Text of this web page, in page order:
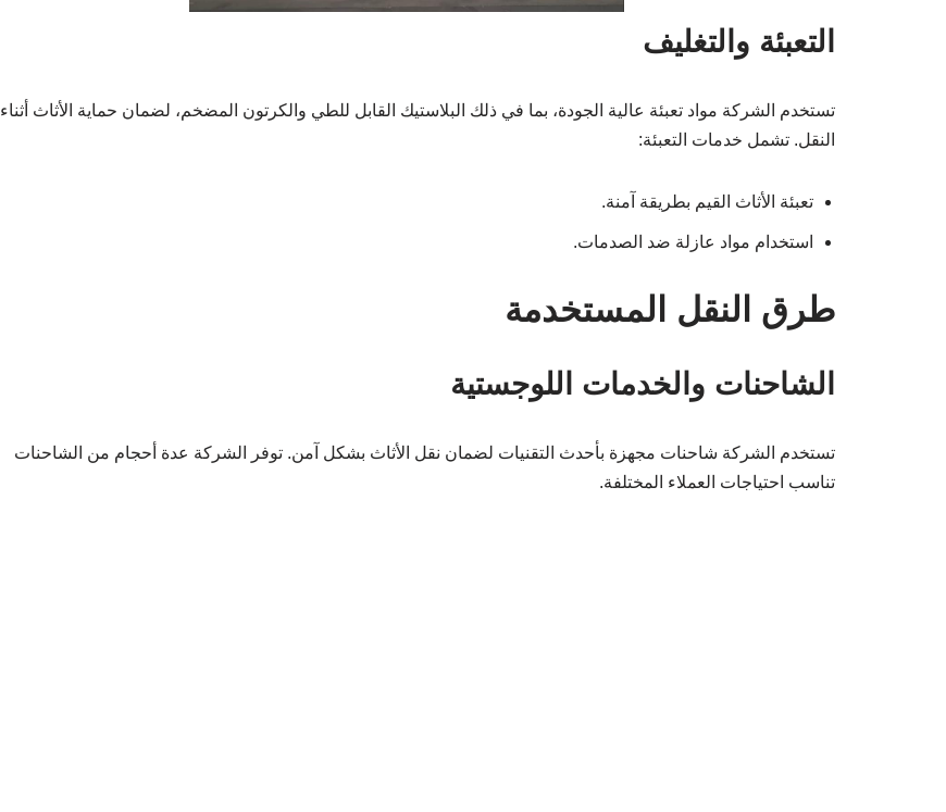
التعبئة والتغليف
تستخدم الشركة مواد تعبئة عالية الجودة، بما في ذلك البلاستيك القابل للطي والكرتون المضخم، لضمان حماية الأثاث أثناء
النقل. تشمل خدمات التعبئة:
تعبئة الأثاث القيم بطريقة آمنة.
استخدام مواد عازلة ضد الصدمات.
طرق النقل المستخدمة
الشاحنات والخدمات اللوجستية
تستخدم الشركة شاحنات مجهزة بأحدث التقنيات لضمان نقل الأثاث بشكل آمن. توفر الشركة عدة أحجام من الشاحنات
تناسب احتياجات العملاء المختلفة.